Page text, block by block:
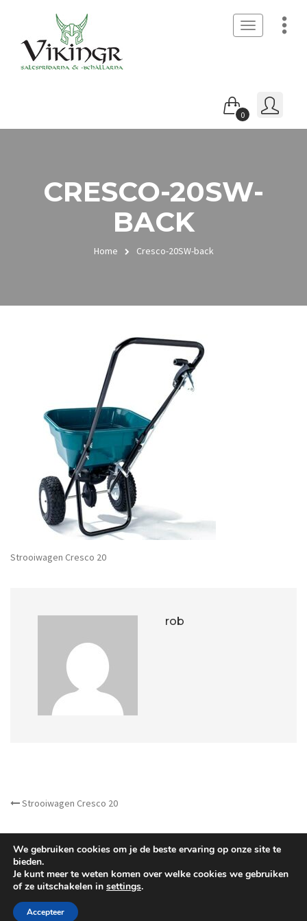
Toggle
navigation
0
CRESCO-20SW-
BACK
Home Cresco-20SW-back
Strooiwagen Cresco 20
rob
Strooiwagen Cresco 20
©Barrera B.V.- All Right reserved.
We gebruiken cookies om je de beste ervaring op onze site te
bieden.
Je kunt meer te weten komen over welke cookies we gebruiken
of ze uitschakelen in settings.
Accepteer